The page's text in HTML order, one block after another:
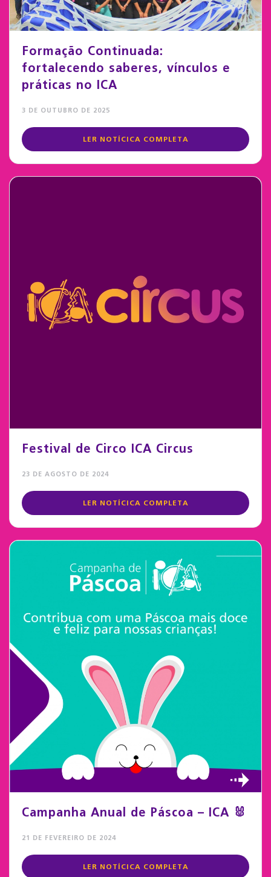
Formação Continuada:
fortalecendo saberes, vínculos e
práticas no ICA
3 DE OUTUBRO DE 2025
LER NOTÍCICA COMPLETA
Festival de Circo ICA Circus
23 DE AGOSTO DE 2024
LER NOTÍCICA COMPLETA
Campanha Anual de Páscoa – ICA 🐰
21 DE FEVEREIRO DE 2024
LER NOTÍCICA COMPLETA